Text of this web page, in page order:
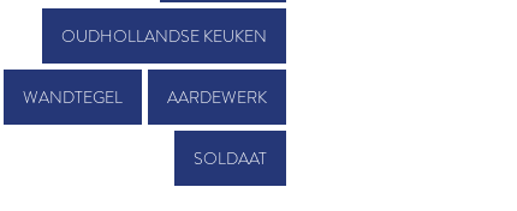
OUDHOLLANDSE KEUKEN
WANDTEGEL AARDEWERK
SOLDAAT